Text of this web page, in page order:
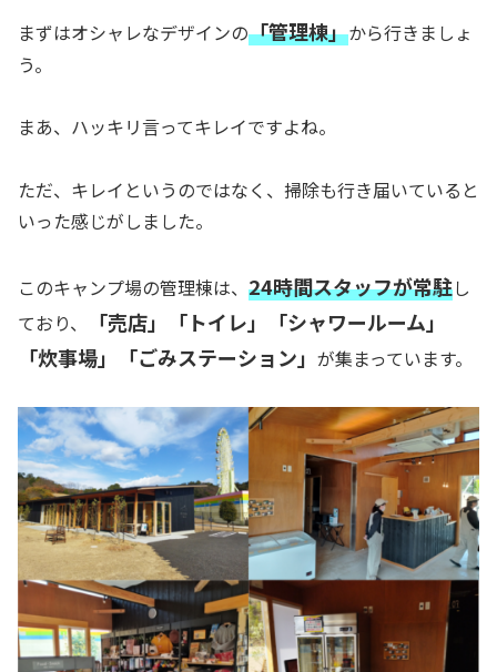
まずはオシャレなデザインの「管理棟」から行きましょ
う。
まあ、ハッキリ言ってキレイですよね。
ただ、キレイというのではなく、掃除も行き届いていると
いった感じがしました。
このキャンプ場の管理棟は、 24時間スタッフが常駐し
ており、
「売店」「トイレ」「シャワールーム」
「炊事場」「ごみステーション」 が集まっています。